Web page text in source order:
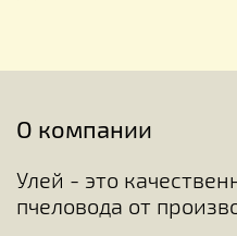
О компании
Улей - это
пчеловода от